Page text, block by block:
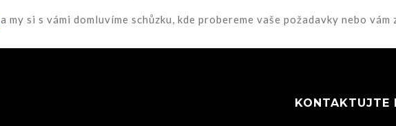
a my si s vámi domluvíme schůzku, kde probereme vaše požadavky nebo
KONTAKTUJTE